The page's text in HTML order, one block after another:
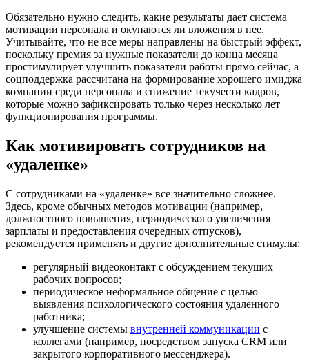
Обязательно нужно следить, какие результаты дает система
мотивации персонала и окупаются ли вложения в нее.
Учитывайте, что не все меры направлены на быстрый эффект,
поскольку премия за нужные показатели до конца месяца
простимулирует улучшить показатели работы прямо сейчас, а
соцподдержка рассчитана на формирование хорошего имиджа
компании среди персонала и снижение текучести кадров,
которые можно зафиксировать только через несколько лет
функционирования программы.
Как мотивировать сотрудников на
«удаленке»
С сотрудниками на «удаленке» все значительно сложнее.
Здесь, кроме обычных методов мотивации (например,
должностного повышения, периодического увеличения
зарплаты и предоставления очередных отпусков),
рекомендуется применять и другие дополнительные стимулы:
регулярный видеоконтакт с обсуждением текущих
рабочих вопросов;
периодическое неформальное общение с целью
выявления психологического состояния удаленного
работника;
улучшение системы внутренней коммуникации с
коллегами (например, посредством запуска CRM или
закрытого корпоративного мессенджера).